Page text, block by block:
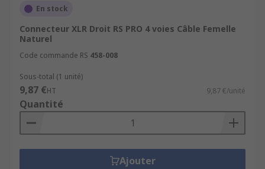
En stock
Connecteur XLR Droit RS PRO 4 voies Câble Femelle
Naturel
Code commande RS 458-008
Sous-total (1 unité)
9,87 €HT 9,87 €/unité
Quantité
Ajouter